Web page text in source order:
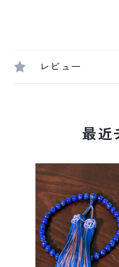
レビュー
最近